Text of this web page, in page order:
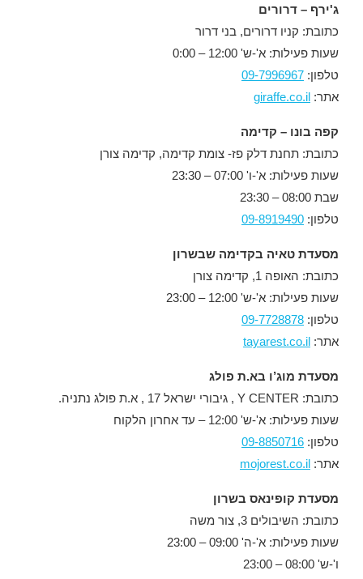
ג'ירף – דרורים
כתובת: קניו דרורים, בני דרור
שעות פעילות: א'-ש' 12:00 – 0:00
טלפון: 09-7996967
אתר: giraffe.co.il
קפה בונו – קדימה
כתובת: תחנת דלק פז- צומת קדימה, קדימה צורן
שעות פעילות: א'-ו' 07:00 – 23:30
שבת 08:00 – 23:30
טלפון: 09-8919490
מסעדת טאיה בקדימה שבשרון
כתובת: האופה 1, קדימה צורן
שעות פעילות: א'-ש' 12:00 – 23:00
טלפון: 09-7728878
אתר: tayarest.co.il
מסעדת מוג’ו בא.ת פולג
כתובת: Y CENTER , גיבורי ישראל 17 , א.ת פולג נתניה.
שעות פעילות: א'-ש' 12:00 – עד אחרון הלקוח
טלפון: 09-8850716
אתר: mojorest.co.il
מסעדת קופינאס בשרון
כתובת: השיבולים 3, צור משה
שעות פעילות: א'-ה' 09:00 – 23:00
ו'-ש' 08:00 – 23:00